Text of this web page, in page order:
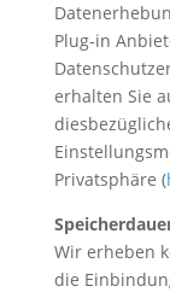
Plug-in
erhalten Sie
Privatsphäre (
Wir erheben
die